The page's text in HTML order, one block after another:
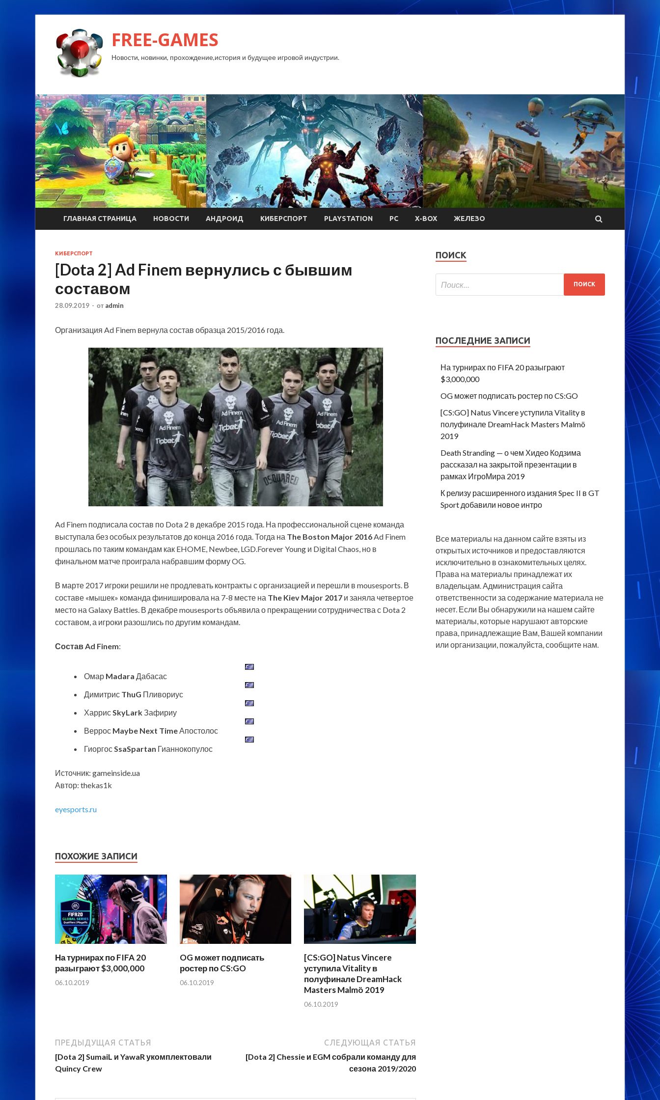
FREE-GAMES
Новости, новинки, прохождение,история и будущее игровой индустрии.
ГЛАВНАЯ СТРАНИЦА НОВОСТИ АНДРОИД КИБЕРСПОРТ PLAYSTATION PC X-BOX ЖЕЛЕЗО
КИБЕРСПОРТ
[Dota 2] Ad Finem вернулись с бывшим
составом
28.09.2019 - от admin
Организация Ad Finem вернула состав образца 2015/2016 года.
Ad Finem подписала состав по Dota 2 в декабре 2015 года. На профессиональной сцене команда
выступала без особых результатов до конца 2016 года. Тогда на The Boston Major 2016Ad Finem
прошлась по таким командам как EHOME, Newbee, LGD.Forever Young и Digital Chaos, но в
финальном матче проиграла набравшим форму OG.
В марте 2017 игроки решили не продлевать контракты с организацией и перешли в mousesports. В
составе «мышек» команда финишировала на 7-8 месте на The Kiev Major 2017 и заняла четвертое
место на Galaxy Battles. В декабре mousesports объявила о прекращении сотрудничества с Dota 2
составом, а игроки разошлись по другим командам.
Состав Ad Finem:
Омар Madara Дабасас
Димитрис ThuG Пливориус
ХаррисSkyLarkЗафириу
Веррос Maybe Next TimeАпостолос
ГиоргосSsaSpartan Гианнокопулос
Источник: gameinside.ua
Автор: thekas1k
eyesports.ru
ПОХОЖИЕ ЗАПИСИ
На турнирах по FIFA 20
разыграют $3,000,000
06.10.2019
OG может подписать
ростер по CS:GO
06.10.2019
[CS:GO] Natus Vincere
уступила Vitality в
полуфинале DreamHack
Masters Malmö 2019
06.10.2019
ПРЕДЫДУЩАЯ СТАТЬЯ
[Dota 2] SumaiL и YawaR укомплектовали
Quincy Crew
СЛЕДУЮЩАЯ СТАТЬЯ
[Dota 2] Chessie и EGM собрали команду для
сезона 2019/2020
ПОИСК
ПОСЛЕДНИЕ ЗАПИСИ
На турнирах по FIFA 20 разыграют
$3,000,000
OG может подписать ростер по CS:GO
[CS:GO] Natus Vincere уступила Vitality в
полуфинале DreamHack Masters Malmö
2019
Death Stranding — о чем Хидео Кодзима
рассказал на закрытой презентации в
рамках ИгроМира 2019
К релизу расширенного издания Spec II в GT
Sport добавили новое интро
Все материалы на данном сайте взяты из
открытых источников и предоставляются
исключительно в ознакомительных целях.
Права на материалы принадлежат их
владельцам. Администрация сайта
ответственности за содержание материала не
несет. Если Вы обнаружили на нашем сайте
материалы, которые нарушают авторские
права, принадлежащие Вам, Вашей компании
или организации, пожалуйста, сообщите нам.